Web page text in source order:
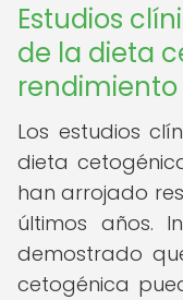
Estudios
de la dieta
Los estudios
dieta
han arrojado
últimos años.
demostrado
cetogénica